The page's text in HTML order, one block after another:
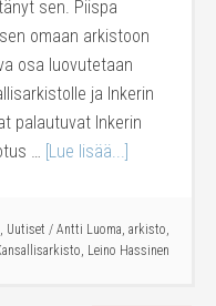
sen. Piispa
omaan arkistoon
osa luovutetaan
ja Inkerin
palautuvat Inkerin
… [Lue lisää...]
, Uutiset / Antti Luoma, arkisto,
, Leino Hassinen